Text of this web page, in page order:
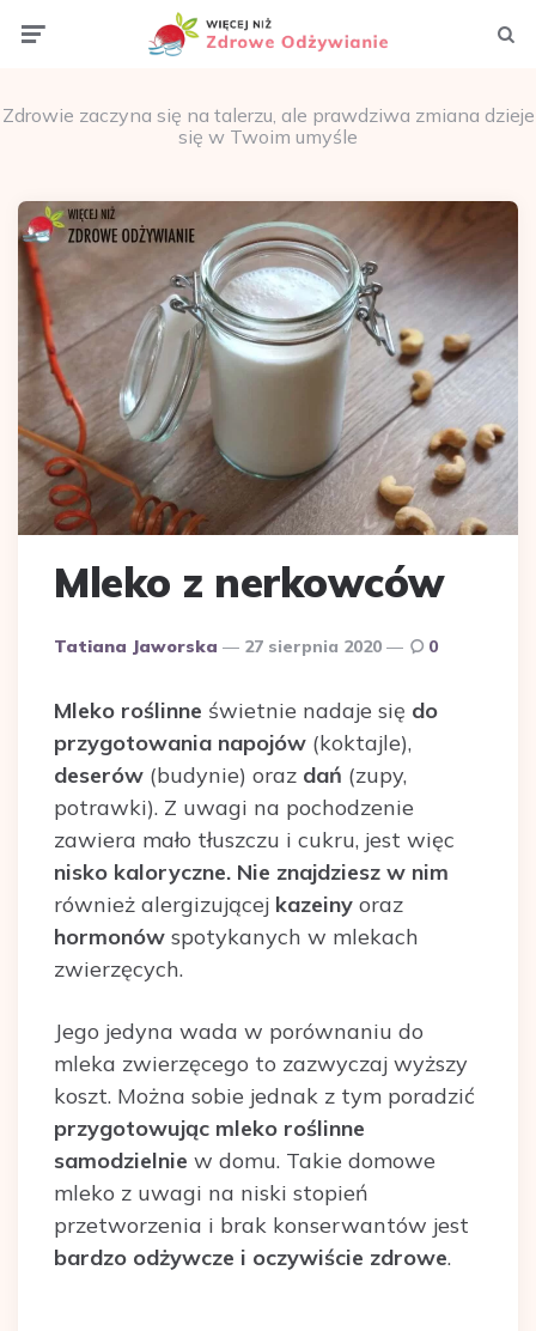
Zdrowie zaczyna się na talerzu, ale prawdziwa zmiana dzieje
się w Twoim umyśle
Mleko z nerkowców
Dodane
Tatiana Jaworska 27 sierpnia 2020 0
Mleko roślinne świetnie nadaje się do
przygotowania napojów (koktajle),
deserów (budynie) oraz dań (zupy,
potrawki). Z uwagi na pochodzenie
zawiera mało tłuszczu i cukru, jest więc
nisko kaloryczne. Nie znajdziesz w nim
również alergizującej kazeiny oraz
hormonów spotykanych w mlekach
zwierzęcych.
Jego jedyna wada w porównaniu do
mleka zwierzęcego to zazwyczaj wyższy
koszt. Można sobie jednak z tym poradzić
przygotowując mleko roślinne
samodzielnie w domu. Takie domowe
mleko z uwagi na niski stopień
przetworzenia i brak konserwantów jest
bardzo odżywcze i oczywiście zdrowe.